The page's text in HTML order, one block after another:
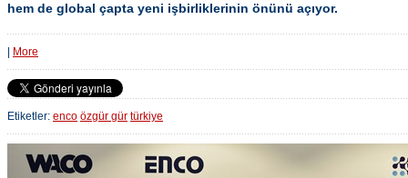
hem de global çapta yeni işbirliklerinin önünü açıyor.
More
Etiketler: enco özgür gür türkiye